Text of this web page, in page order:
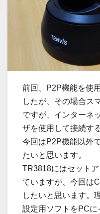
前回、P2P機能を使
したが、その場合ス
ですが、インターネ
ザを使用して接続す
今回はP2P機能以外
たいと思います。
TR3818にはセット
ていますが、今回は
したいと思います。
設定用ソフトをPC